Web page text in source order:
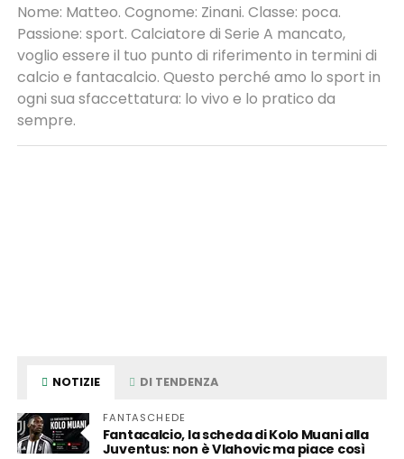
Nome: Matteo. Cognome: Zinani. Classe: poca.
Passione: sport. Calciatore di Serie A mancato,
voglio essere il tuo punto di riferimento in termini di
calcio e fantacalcio. Questo perché amo lo sport in
ogni sua sfaccettatura: lo vivo e lo pratico da
sempre.
NOTIZIE DI TENDENZA
FANTASCHEDE
Fantacalcio, la scheda di Kolo Muani alla
Juventus: non è Vlahovic ma piace così